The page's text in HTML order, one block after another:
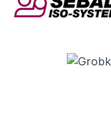
Bildergalerie